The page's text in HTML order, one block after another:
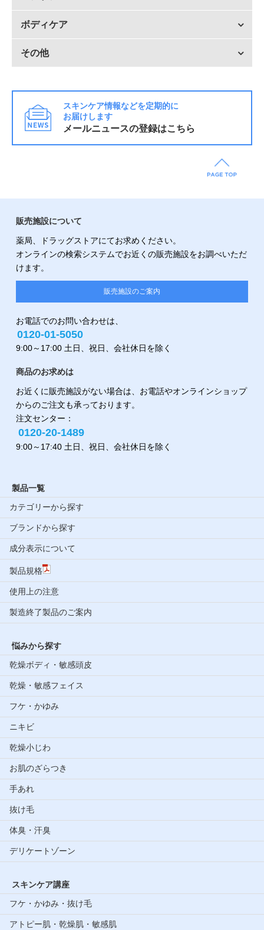
ボディケア
その他
スキンケア情報などを定期的に
お届けします
メールニュースの登録はこちら
販売施設について
薬局、ドラッグストアにてお求めください。
オンラインの検索システムでお近くの販売施設をお調べいただ
けます。
販売施設のご案内
お電話でのお問い合わせは、
0120-01-5050
9:00～17:00 土日、祝日、会社休日を除く
商品のお求めは
お近くに販売施設がない場合は、お電話やオンラインショップ
からのご注文も承っております。
注文センター：
0120-20-1489
9:00～17:40 土日、祝日、会社休日を除く
製品一覧
カテゴリーから探す
ブランドから探す
成分表示について
製品規格
使用上の注意
製造終了製品のご案内
悩みから探す
乾燥ボディ・敏感頭皮
乾燥・敏感フェイス
フケ・かゆみ
ニキビ
乾燥小じわ
お肌のざらつき
手あれ
抜け毛
体臭・汗臭
デリケートゾーン
スキンケア講座
フケ・かゆみ・抜け毛
アトピー肌・乾燥肌・敏感肌